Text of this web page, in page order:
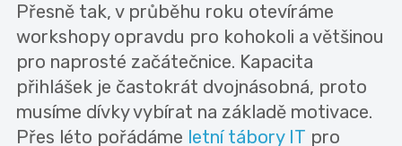
Přesně tak, v průběhu roku otevíráme
workshopy opravdu pro kohokoli a většinou
pro naprosté začátečnice. Kapacita
přihlášek je častokrát dvojnásobná, proto
musíme dívky vybírat na základě motivace.
Přes léto pořádáme letní tábory IT pro